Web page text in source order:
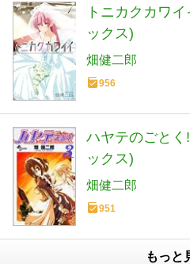
トニカクカワ
ックス)
畑健二郎
956
ハヤテのごとく
ックス)
畑健二郎
951
もっと